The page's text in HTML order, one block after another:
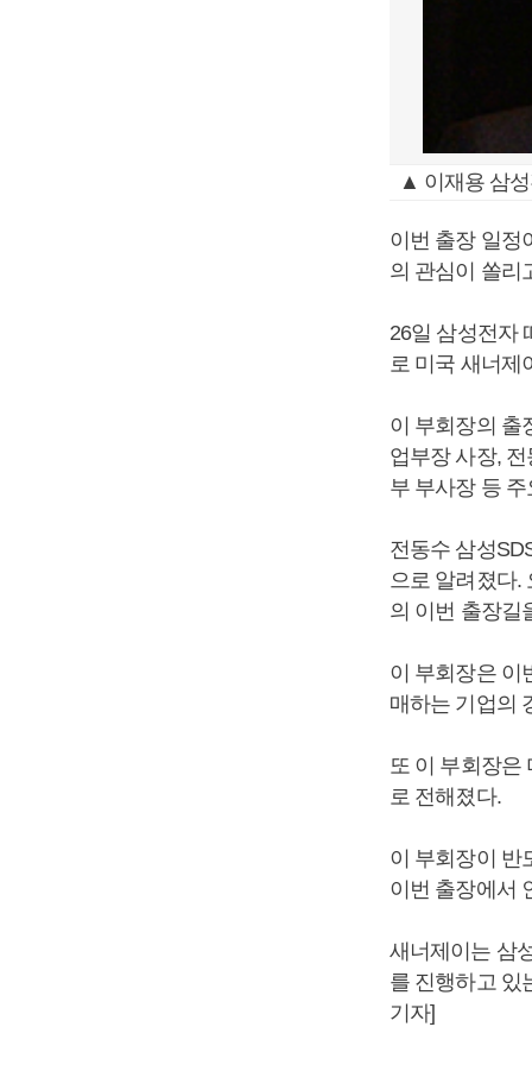
▲ 이재용 삼
이번 출장 일정
의 관심이 쏠리
26일 삼성전자
로 미국 새너제
이 부회장의 출
업부장 사장,
부 부사장 등
전동수 삼성
으로 알려졌다.
의 이번 출장길
이 부회장은 이
매하는 기업의
또 이 부회장은
로 전해졌다.
이 부회장이 반
이번 출장에서
새너제이는 삼
를 진행하고 있
기자]